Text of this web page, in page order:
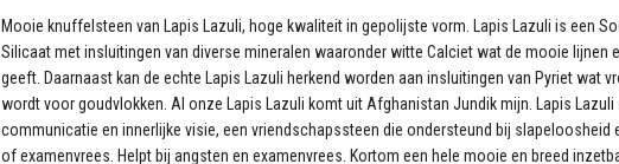
Mooie knuffelsteen van Lapis Lazuli, hoge kwaliteit in gepolijste vorm. Lapis Lazuli is een
Silicaat met insluitingen van diverse mineralen waaronder witte Calciet wat de mooie lijnen
geeft. Daarnaast kan de echte Lapis Lazuli herkend worden aan insluitingen van Pyriet wat
wordt voor goudvlokken. Al onze Lapis Lazuli komt uit Afghanistan Jundik mijn. Lapis
communicatie en innerlijke visie, een vriendschapssteen die ondersteund bij slapeloosheid
of examenvrees. Helpt bij angsten en examenvrees. Kortom een hele mooie en breed